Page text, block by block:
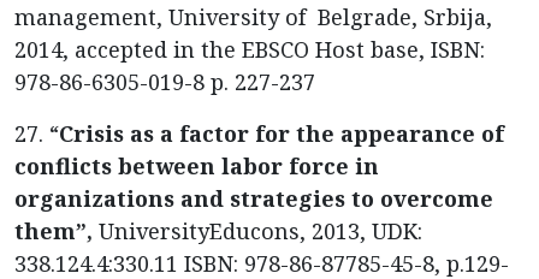
management, University of Belgrade, Srbija,
2014, accepted in the EBSCO Host base, ISBN:
978-86-6305-019-8 p. 227-237
27. “Crisis as a factor for the appearance of
conflicts between labor force in
organizations and strategies to overcome
them”, UniversityEducons, 2013, UDK:
338.124.4:330.11 ISBN: 978-86-87785-45-8, p.129-